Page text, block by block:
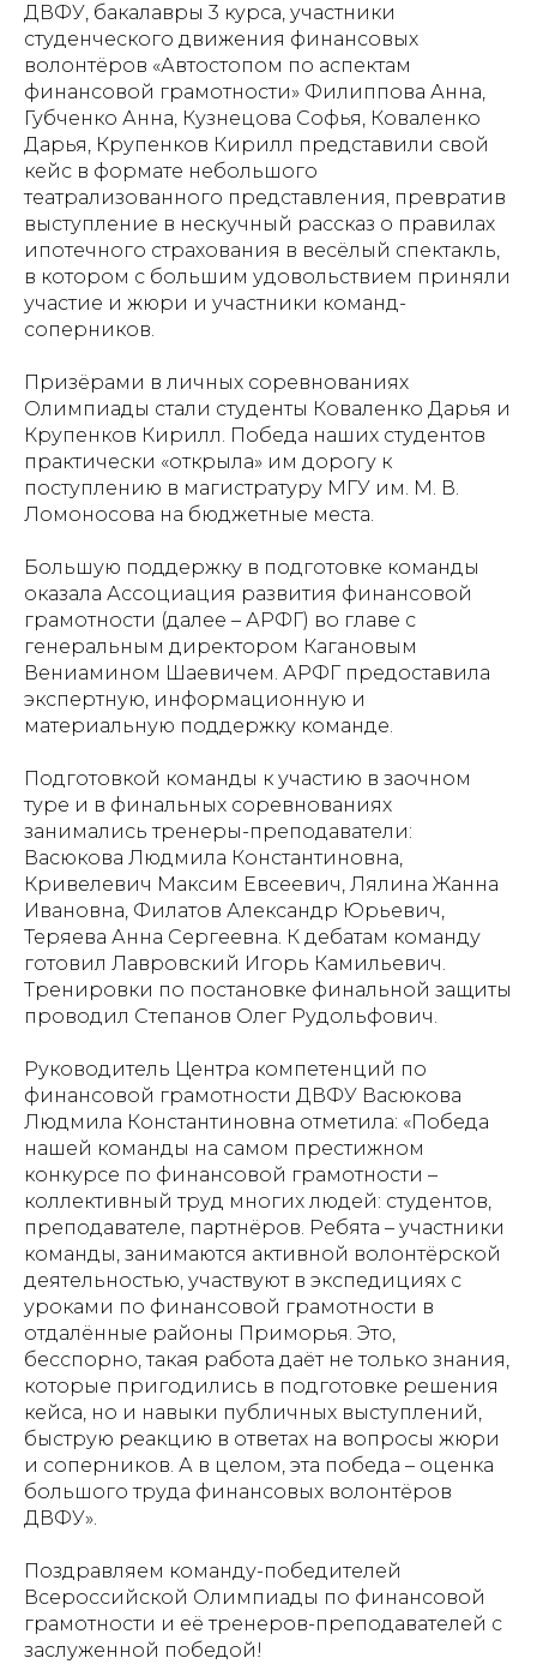
ДВФУ, бакалавры 3 курса, участники
студенческого движения финансовых
волонтёров «Автостопом по аспектам
финансовой грамотности» Филиппова Анна,
Губченко Анна, Кузнецова Софья, Коваленко
Дарья, Крупенков Кирилл представили свой
кейс в формате небольшого
театрализованного представления, превратив
выступление в нескучный рассказ о правилах
ипотечного страхования в весёлый спектакль,
в котором с большим удовольствием приняли
участие и жюри и участники команд-
соперников.
Призёрами в личных соревнованиях
Олимпиады стали студенты Коваленко Дарья и
Крупенков Кирилл. Победа наших студентов
практически «открыла» им дорогу к
поступлению в магистратуру МГУ им. М. В.
Ломоносова на бюджетные места.
Большую поддержку в подготовке команды
оказала Ассоциация развития финансовой
грамотности (далее – АРФГ) во главе с
генеральным директором Кагановым
Вениамином Шаевичем. АРФГ предоставила
экспертную, информационную и
материальную поддержку команде.
Подготовкой команды к участию в заочном
туре и в финальных соревнованиях
занимались тренеры-преподаватели:
Васюкова Людмила Константиновна,
Кривелевич Максим Евсеевич, Лялина Жанна
Ивановна, Филатов Александр Юрьевич,
Теряева Анна Сергеевна. К дебатам команду
готовил Лавровский Игорь Камильевич.
Тренировки по постановке финальной защиты
проводил Степанов Олег Рудольфович.
Руководитель Центра компетенций по
финансовой грамотности ДВФУ Васюкова
Людмила Константиновна отметила: «Победа
нашей команды на самом престижном
конкурсе по финансовой грамотности –
коллективный труд многих людей: студентов,
преподавателе, партнёров. Ребята – участники
команды, занимаются активной волонтёрской
деятельностью, участвуют в экспедициях с
уроками по финансовой грамотности в
отдалённые районы Приморья. Это,
бесспорно, такая работа даёт не только знания,
которые пригодились в подготовке решения
кейса, но и навыки публичных выступлений,
быструю реакцию в ответах на вопросы жюри
и соперников. А в целом, эта победа – оценка
большого труда финансовых волонтёров
ДВФУ».
Поздравляем команду-победителей
Всероссийской Олимпиады по финансовой
грамотности и её тренеров-преподавателей с
заслуженной победой!